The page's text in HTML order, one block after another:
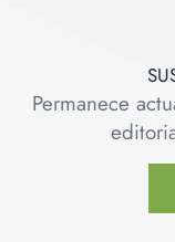
Permanece